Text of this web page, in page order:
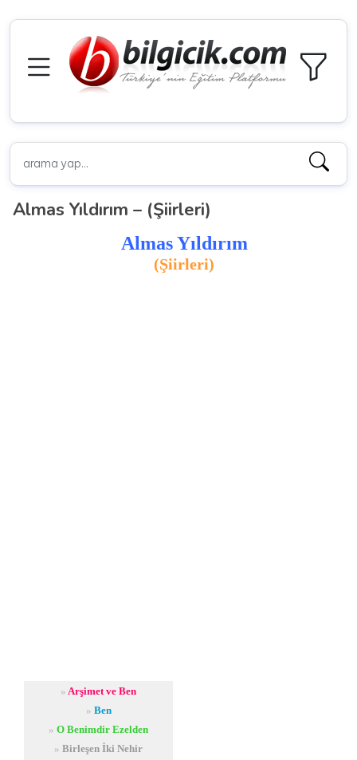
Almas Yıldırım – (Şiirleri)
Almas Yıldırım
(Şiirleri)
» Arşimet ve Ben
» Ben
» O Benimdir Ezelden
» Birleşen İki Nehir